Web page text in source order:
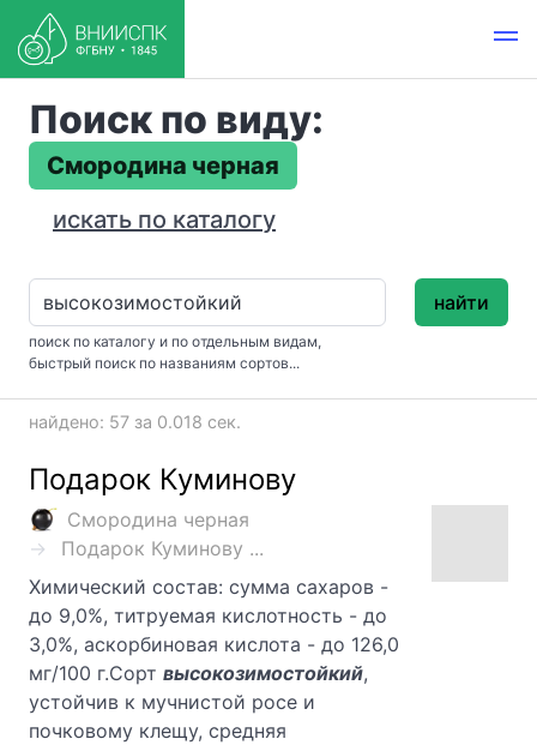
Поиск по виду:
Смородина черная
искать по каталогу
поиск по каталогу и по отдельным видам,
быстрый поиск по названиям сортов...
найти
найдено: 57 за 0.018 сек.
Подарок Куминову
Смородина черная
Подарок Куминову ...
Химический состав: сумма сахаров -
до 9,0%, титруемая кислотность - до
3,0%, аскорбиновая кислота - до 126,0
мг/100 г.Сорт высокозимостойкий,
устойчив к мучнистой росе и
почковому клещу, средняя